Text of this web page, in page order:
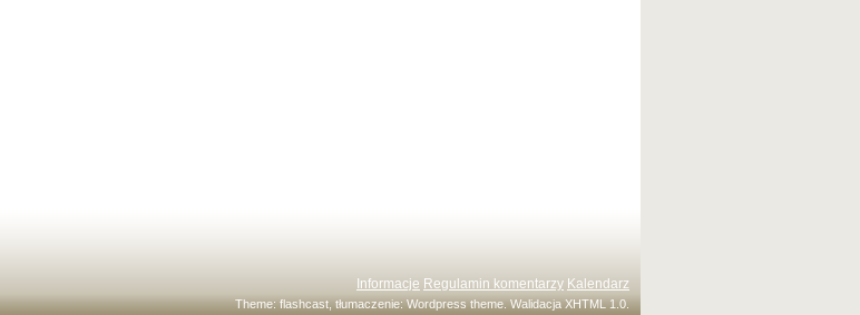
Informacje Regulamin komentarzy Kalendarz
Theme:flashcast, tłumaczenie:Wordpress theme. WalidacjaXHTML 1.0.